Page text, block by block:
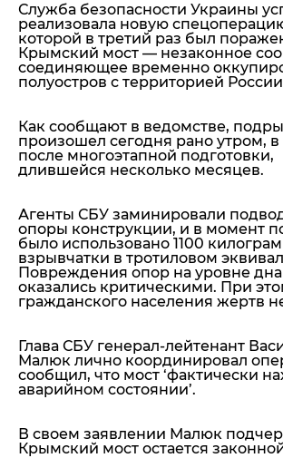
Служба безопасности Украины
реализовала новую
которой в третий раз был
Крымский мост — незаконное
соединяющее временно
полуостров с территорией
Как сообщают в ведомстве,
произошел сегодня рано утром, в
после многоэтапной подготовки,
длившейся несколько месяцев.
Агенты СБУ заминировали
опоры конструкции, и в момент
было использовано 1100
взрывчатки в тротиловом
Повреждения опор на уровне дна
оказались критическими. При
гражданского населения жертв
Глава СБУ генерал-лейтенант
Малюк лично координировал
сообщил, что мост ‘фактически
аварийном состоянии’.
В своем заявлении Малюк
Крымский мост остается